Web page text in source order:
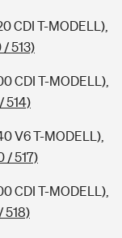
CDI T-MODELL),
/ 513)
CDI T-MODELL),
514)
V6 T-MODELL),
/ 517)
CDI T-MODELL),
518)